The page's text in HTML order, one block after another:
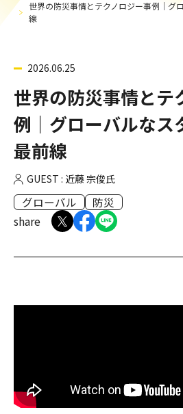
世界の防災事情とテクノロジー事例｜グ
線
2026.06.25
世界の防災事情とテ
例｜グローバルなス
最前線
GUEST : 近藤 宗俊氏
グローバル 防災
share